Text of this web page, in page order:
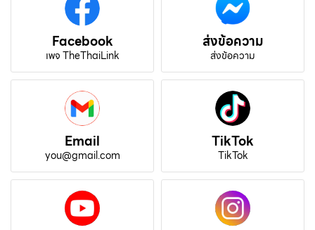
Facebook
เพจ TheThaiLink
ส่งข้อความ
ส่งข้อความ
Email
you@gmail.com
TikTok
TikTok